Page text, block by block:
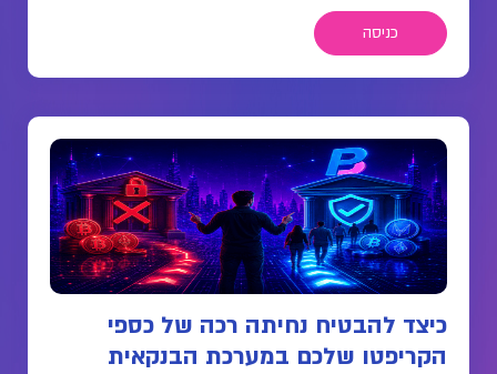
כניסה
כיצד להבטיח נחיתה רכה של כספי
הקריפטו שלכם במערכת הבנקאית